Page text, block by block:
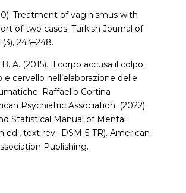
Treatment of vaginismus with
of two cases. Turkish Journal of
243–248.
A. (2015). Il corpo accusa il colpo:
cervello nell’elaborazione delle
Raffaello Cortina
Psychiatric Association. (2022).
Statistical Manual of Mental
ed., text rev.; DSM-5-TR). American
Publishing.